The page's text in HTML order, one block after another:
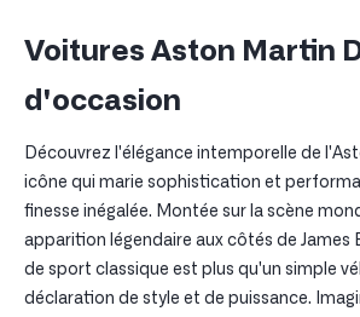
Voitures Aston Martin
d'occasion
Découvrez l'élégance intemporelle de
icône qui marie sophistication et
finesse inégalée. Montée sur la scène
apparition légendaire aux côtés de James
de sport classique est plus qu'un simple
déclaration de style et de puissance.